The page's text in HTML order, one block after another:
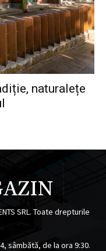
naturalețe
SRL. Toate drepturile
sâmbătă, de la ora 9:30.